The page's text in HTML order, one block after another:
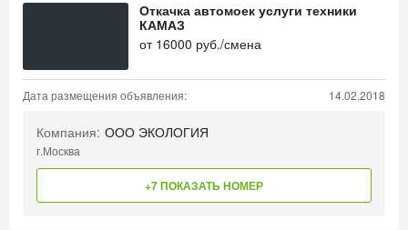
Откачка автомоек услуги техники
КАМАЗ
от 16000 руб./смена
Дата размещения объявления: 14.02.2018
Компания: ООО ЭКОЛОГИЯ
г.Москва
+7 ПОКАЗАТЬ НОМЕР